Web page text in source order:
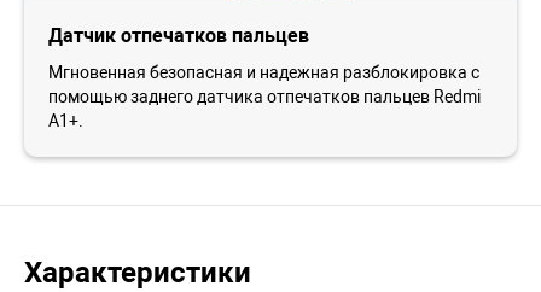
Датчик отпечатков пальцев
Мгновенная безопасная и надежная разблокировка с
помощью заднего датчика отпечатков пальцев Redmi
A1+.
Характеристики